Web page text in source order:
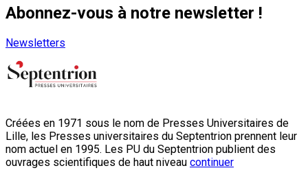
Abonnez-vous à notre newsletter !
Newsletters
Créées en 1971 sous le nom de Presses Universitaires de
Lille, les Presses universitaires du Septentrion prennent leur
nom actuel en 1995. Les PU du Septentrion publient des
ouvrages scientifiques de haut niveau continuer